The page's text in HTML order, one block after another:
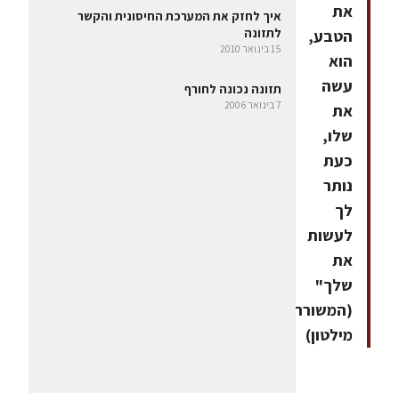
את
הטבע,
הוא
עשה
את
שלו,
כעת
נותר
לך
לעשות
את
שלך"
(המשורר
מילטון)
איך לחזק את המערכת החיסונית והקשר
לתזונה
15 בינואר 2010
תזונה נכונה לחורף
7 בינואר 2006